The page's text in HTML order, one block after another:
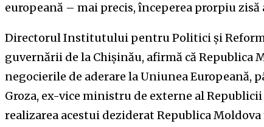
europeană – mai precis, începerea prorpiu zisă
Directorul Institutului pentru Politici și
guvernării de la Chișinău, afirmă că Republica
negocierile de aderare la Uniunea
Groza, ex-vice ministru de externe al
realizarea acestui deziderat Republica